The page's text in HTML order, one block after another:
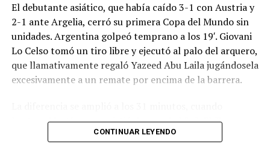
El debutante asiático, que había caído 3-1 con Austria y
2-1 ante Argelia, cerró su primera Copa del Mundo sin
unidades. Argentina golpeó temprano a los 19′. Giovani
Lo Celso tomó un tiro libre y ejecutó al palo del arquero,
que llamativamente regaló Yazeed Abu Laila jugándosela
excesivamente a un remate por encima de la barrera.
Lautaro Martínez convirtió de penal el 2-0. El Toro
anotó su primer gol en Copas del Mundo, tras no
CONTINUAR LEYENDO